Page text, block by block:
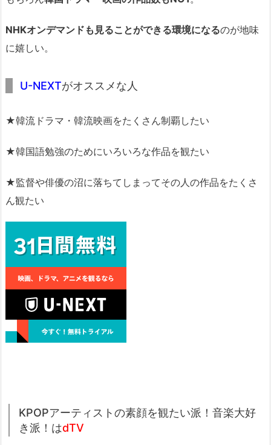
NHKオンデマンドも見ることができる環境になるのが地味
に嬉しい。
U-NEXTがオススメな人
★韓流ドラマ・韓流映画をたくさん制覇したい
★韓国語勉強のためにいろいろな作品を観たい
★監督や俳優の沼に落ちてしまってその人の作品をたくさ
ん観たい
KPOPアーティストの素顔を観たい派！音楽大好
き派！はdTV